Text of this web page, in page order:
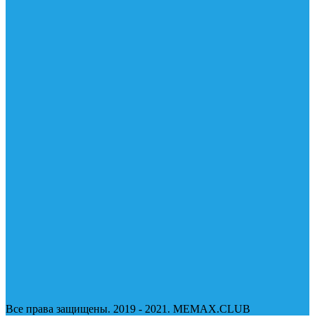
Все права защищены. 2019 - 2021. MEMAX.CLUB